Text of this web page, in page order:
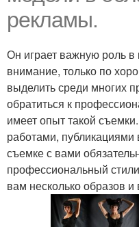
рекламы.
Он играет важную роль в
внимание, только по
выделить среди многих
обратиться к
имеет опыт такой
работами, публикациями
съемке с вами
профессиональный
вам несколько образов и